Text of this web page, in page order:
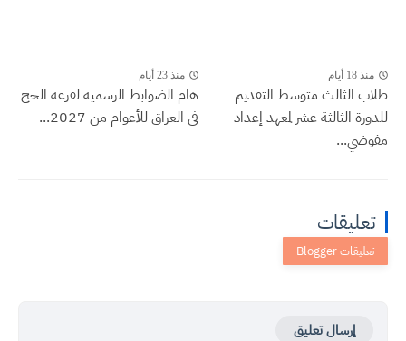
منذ 18 أيام
طلاب الثالث متوسط التقديم
للدورة الثالثة عشر لمعهد إعداد
مفوضي...
منذ 23 أيام
هام الضوابط الرسمية لقرعة الحج
في العراق للأعوام من 2027...
تعليقات
إرسال تعليق